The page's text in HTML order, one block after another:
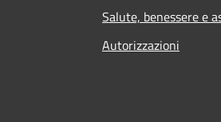
Salute, benessere e
Autorizzazioni